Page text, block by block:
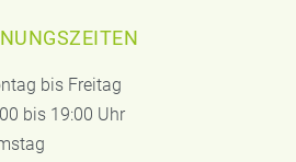
bis Freitag
bis 19:00 Uhr